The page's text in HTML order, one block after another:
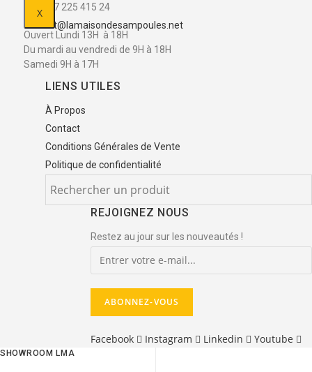
X
+225 27 225 415 24
contact@lamaisondesampoules.net
Ouvert Lundi 13H à 18H
Du mardi au vendredi de 9H à 18H
Samedi 9H à 17H
LIENS UTILES
À Propos
Contact
Conditions Générales de Vente
Politique de confidentialité
REJOIGNEZ NOUS
Restez au jour sur les nouveautés !
Facebook Instagram Linkedin Youtube
SHOWROOM LMA